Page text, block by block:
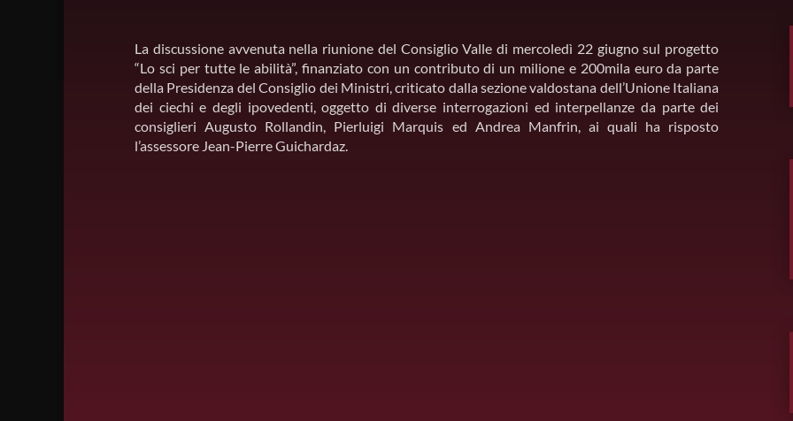
La discussione avvenuta nella riunione del Consiglio Valle di mercoledì 22 giugno sul progetto
“Lo sci per tutte le abilità”, finanziato con un contributo di un milione e 200mila euro da parte
della Presidenza del Consiglio dei Ministri, criticato dalla sezione valdostana dell’Unione Italiana
dei ciechi e degli ipovedenti, oggetto di diverse interrogazioni ed interpellanze da parte dei
consiglieri Augusto Rollandin, Pierluigi Marquis ed Andrea Manfrin, ai quali ha risposto
l’assessore Jean-Pierre Guichardaz.